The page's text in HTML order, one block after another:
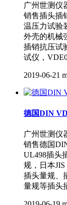
广州世测仪
销售插头插
温压力试验
外壳的机械
插销抗压试
试仪，
2019-06-21
德国DIN
广州世测仪
销售德国
UL498插头
规，日本JIS
插头量规、
量规​等插头